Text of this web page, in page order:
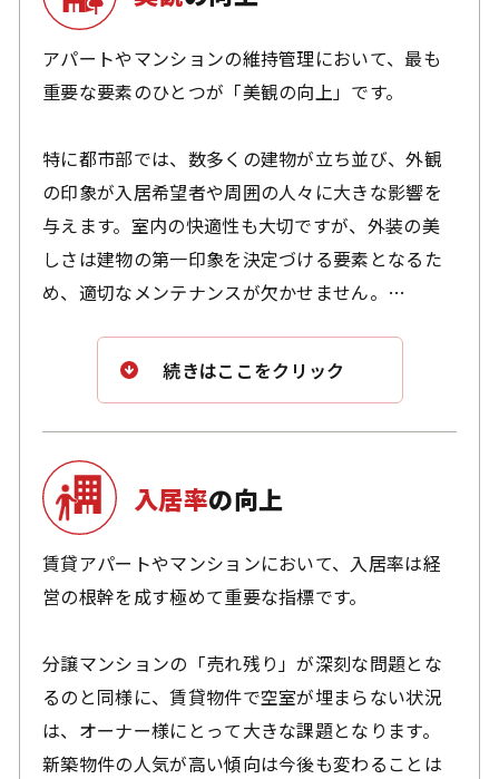
アパートやマンションの維持管理において、最も
重要な要素のひとつが「美観の向上」です。
特に都市部では、数多くの建物が立ち並び、外観
の印象が入居希望者や周囲の人々に大きな影響を
与えます。室内の快適性も大切ですが、外装の美
しさは建物の第一印象を決定づける要素となるた
め、適切なメンテナンスが欠かせません。
どんな建物でも、年月とともに新築時の輝きを失
っていきます。建替えや外装の全面改修といった
選択肢もありますが、コスト面を考慮すると、塗
装によるリニューアルが最も効率的かつ経済的な
方法といえます。また、色の変更や配色の工夫に
よって、建物の印象は大きく変わります。ただ単
に色褪せを補うのではなく、塗装を通じて新たな
価値を生み出すことが可能です。
私たちは、オーナー様とともに最適な塗装プラン
を考え、建物の美観向上に貢献したいと考えてい
ます。建物が持つ本来の魅力を引き出し、長く愛
される外観へと再生すること。それこそが、私た
続きはここをクリック
入居率の向上
賃貸アパートやマンションにおいて、入居率は経
営の根幹を成す極めて重要な指標です。
分譲マンションの「売れ残り」が深刻な問題とな
るのと同様に、賃貸物件で空室が埋まらない状況
は、オーナー様にとって大きな課題となります。
新築物件の人気が高い傾向は今後も変わることは